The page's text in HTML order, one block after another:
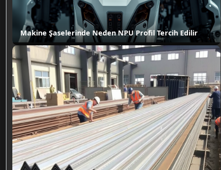
Makine Şaselerinde Neden NPU Profil Tercih Edilir